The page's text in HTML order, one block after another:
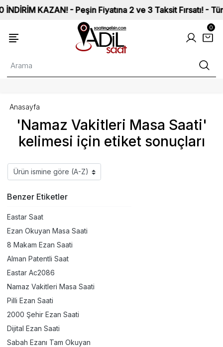
KAZAN! - Peşin Fiyatına 2 ve 3 Taksit Fırsatı! -
0
'Namaz Vakitleri Masa Saati'
kelimesi için etiket sonuçları
Anasayfa
Benzer Etiketler
Eastar Saat
Ezan Okuyan Masa Saati
8 Makam Ezan Saati
Alman Patentli Saat
Eastar Ac2086
Namaz Vakitleri Masa Saati
Pilli Ezan Saati
2000 Şehir Ezan Saati
Dijital Ezan Saati
Sabah Ezanı Tam Okuyan